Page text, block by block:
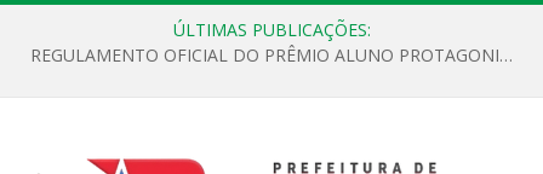
ÚLTIMAS PUBLICAÇÕES:
REGULAMENTO OFICIAL DO PRÊMIO ALUNO PROTAGONISTA – EDIÇÃO 2026